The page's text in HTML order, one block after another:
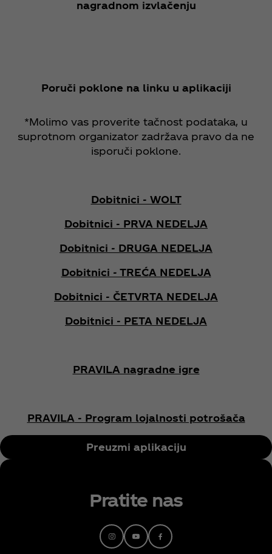
nagradnom izvlačenju
Poruči poklone na linku u aplikaciji
*Molimo vas proverite tačnost podataka, u
suprotnom organizator zadržava pravo da ne
isporuči poklone.
Dobitnici - WOLT
Dobitnici - PRVA NEDELJA
Dobitnici - DRUGA NEDELJA
Dobitnici - TREĆA NEDELJA
Dobitnici - ČETVRTA NEDELJA
Dobitnici - PETA NEDELJA
PRAVILA nagradne igre
PRAVILA - Program lojalnosti potrošača
Preuzmi aplikaciju
Pratite nas